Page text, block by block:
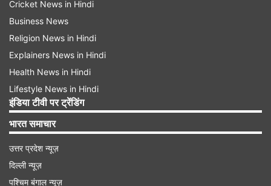
Cricket News in Hindi
Business News
Religion News in Hindi
Explainers News in Hindi
Health News in Hindi
Lifestyle News in Hindi
इंडिया टीवी पर ट्रेंडिंग
भारत समाचार
उत्तर प्रदेश न्यूज़
दिल्ली न्यूज़
पश्चिम बंगाल न्यूज़